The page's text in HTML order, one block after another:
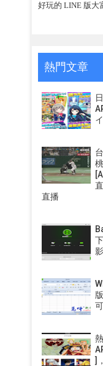
好玩的 LINE 版大
熱門文章
直播
]